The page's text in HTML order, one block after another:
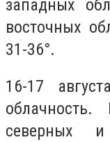
западных
восточных
31-36°.
16-17
северных и